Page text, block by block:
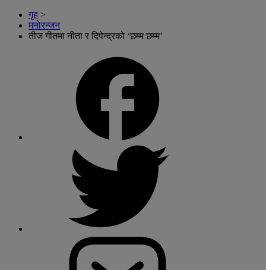
गृह >
मनोरन्जन
तीज गीतमा नीता र दिपेन्द्रको ‘छम्म छम्म’